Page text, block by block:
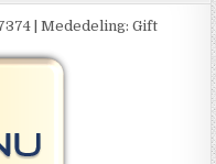
| Mededeling: Gift